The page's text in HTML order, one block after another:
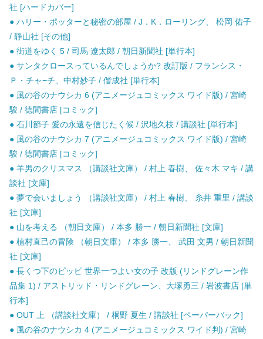
社 [ハードカバー]
● ハリー・ポッターと秘密の部屋 / J．K．ローリング、 松岡 佑子
/ 静山社 [その他]
● 街道をゆく 5 / 司馬 遼太郎 / 朝日新聞社 [単行本]
● サンタクロースっているんでしょうか? 改訂版 / フランシス・
Ｐ・チャ−チ、中村妙子 / 偕成社 [単行本]
● 風の谷のナウシカ 6 (アニメージュコミックス ワイド版) / 宮崎
駿 / 徳間書店 [コミック]
● 石川節子 愛の永遠を信じたく候 / 沢地久枝 / 講談社 [単行本]
● 風の谷のナウシカ 7 (アニメージュコミックス ワイド版) / 宮崎
駿 / 徳間書店 [コミック]
● 羊男のクリスマス （講談社文庫） / 村上 春樹、 佐々木 マキ / 講
談社 [文庫]
● 夢で会いましょう （講談社文庫） / 村上 春樹、 糸井 重里 / 講談
社 [文庫]
● 山を考える （朝日文庫） / 本多 勝一 / 朝日新聞社 [文庫]
● 植村直己の冒険 （朝日文庫） / 本多 勝一、 武田 文男 / 朝日新聞
社 [文庫]
● 長くつ下のピッピ 世界一つよい女の子 改版 (リンドグレーン作
品集 1) / アストリッド・リンドグレーン、大塚勇三 / 岩波書店 [単
行本]
● OUT 上 （講談社文庫） / 桐野 夏生 / 講談社 [ペーパーバック]
● 風の谷のナウシカ 4 (アニメージュコミックス ワイド判) / 宮崎